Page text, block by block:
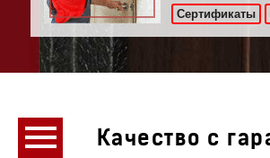
Сертификаты
Качество с